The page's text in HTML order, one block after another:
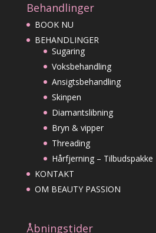
Behandlinger
BOOK NU
BEHANDLINGER
Sugaring
Voksbehandling
Ansigtsbehandling
Skinpen
Diamantslibning
Bryn & vipper
Threading
Hårfjerning – Tilbudspakke
KONTAKT
OM BEAUTY PASSION
Åbningstider